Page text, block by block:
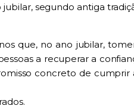
segundo antiga
que, no ano jubilar,
a recuperar a
concreto de cumprir